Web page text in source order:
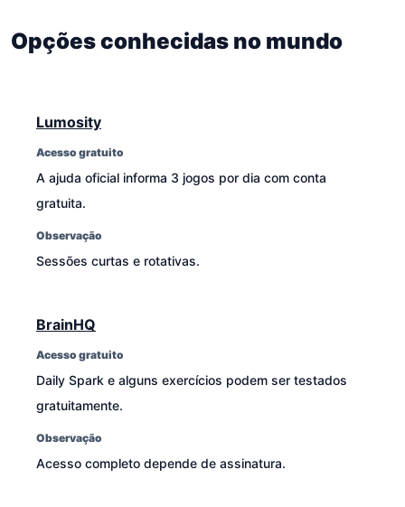
Opções conhecidas no mundo
Lumosity
Acesso gratuito
A ajuda oficial informa 3 jogos por dia com conta
gratuita.
Observação
Sessões curtas e rotativas.
BrainHQ
Acesso gratuito
Daily Spark e alguns exercícios podem ser testados
gratuitamente.
Observação
Acesso completo depende de assinatura.